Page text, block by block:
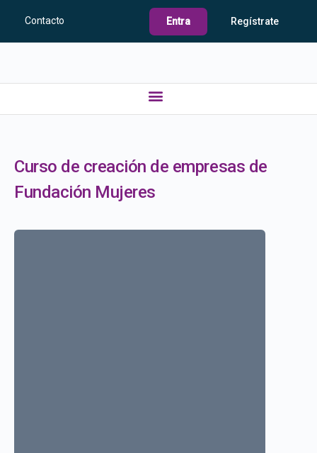
Contacto Entra Regístrate
Curso de creación de empresas de
Fundación Mujeres